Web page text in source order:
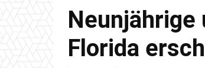
Neunjährige
Florida